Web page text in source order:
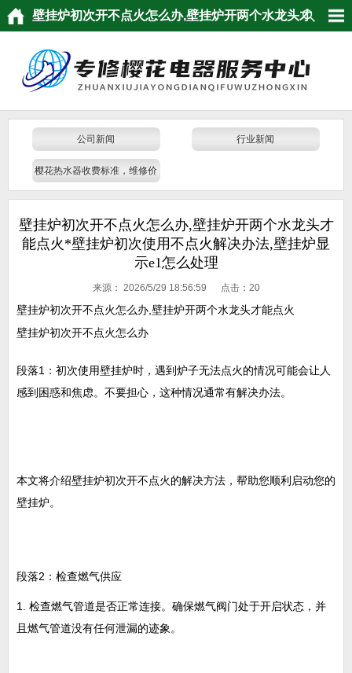
壁挂炉初次开不点火怎么办,壁挂炉开两个水龙头才
能点火*壁挂炉初次使用不点火解决办法,壁挂炉显
示e1怎么处理
公司新闻 行业新闻
樱花热水器收费标准，维修价
壁挂炉初次开不点火怎么办,壁挂炉开两个水龙头才
能点火*壁挂炉初次使用不点火解决办法,壁挂炉显
示e1怎么处理
来源： 2026/5/29 18:56:59 点击： 20
壁挂炉初次开不点火怎么办,壁挂炉开两个水龙头才能点火
壁挂炉初次开不点火怎么办
段落1：初次使用壁挂炉时，遇到炉子无法点火的情况可能会让人
感到困惑和焦虑。不要担心，这种情况通常有解决办法。
本文将介绍壁挂炉初次开不点火的解决方法，帮助您顺利启动您的
壁挂炉。
段落2：检查燃气供应
1. 检查燃气管道是否正常连接。确保燃气阀门处于开启状态，并
且燃气管道没有任何泄漏的迹象。